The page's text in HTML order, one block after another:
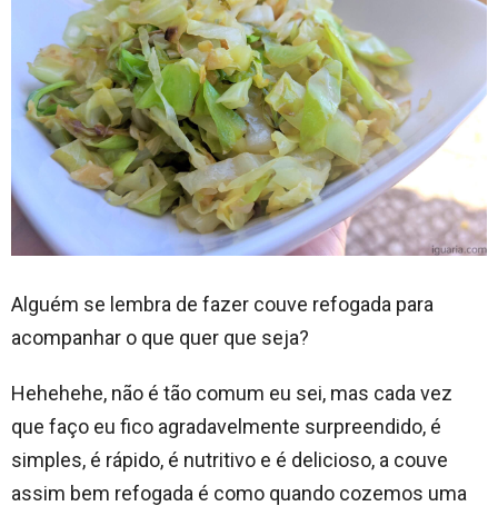
Alguém se lembra de fazer couve refogada para
acompanhar o que quer que seja?
Hehehehe, não é tão comum eu sei, mas cada vez
que faço eu fico agradavelmente surpreendido, é
simples, é rápido, é nutritivo e é delicioso, a couve
assim bem refogada é como quando cozemos uma